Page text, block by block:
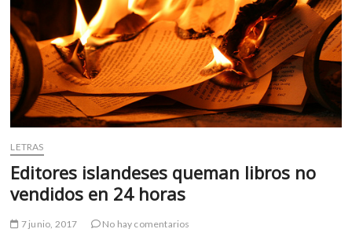
m
v
o
l
g
r
LETRAS
Editores islandeses queman libros no
vendidos en 24 horas
7 junio, 2017
No hay comentarios